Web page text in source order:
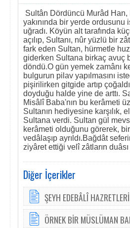
Sultân Dördüncü Murâd
yakınında bir yerde
uğradı. Köyün alt tarafında
açılıp, Sultanı, nûr yüzlü bir
fark eden Sultan, hürmetle
giderken Sultana birkaç avuç
döndü.O gün yemek zamânı
bulgurun pilav yapılmasını
pişirilirken gitgide artıp
doyduğu halde yine de arttı.
Misâlî Baba'nın bu kerâmeti
Sultanın hediyesine karşılık,
Sultana verdi. Sultan gül
kerâmeti olduğunu görerek,
vedâlaşıp ayrıldı.Bağdât
ziyâret ettiği velî zâtların
Diğer İçerikler
ŞEYH EDEBÂLÎ HAZRETLERİ
ÖRNEK BİR MÜSLÜMAN